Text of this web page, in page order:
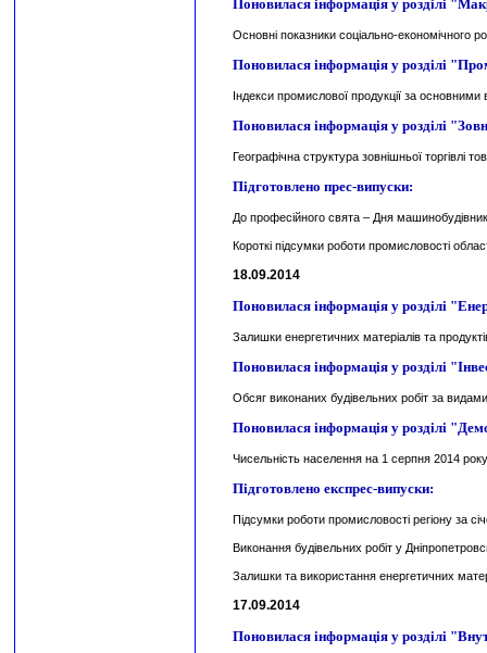
Поновилася інформація у розділі
Основні показники соціально-економічного
Поновилася інформація у розділі
Індекси промислової продукції за основними
Поновилася інформація у розділі
Географічна структура зовнішньої торгівлі
Підготовлено прес-випуски:
До професійного свята – Дня
Короткі підсумки роботи промисловості
18.09.2014
Поновилася інформація у розділі
Залишки енергетичних матеріалів та
Поновилася інформація у розділі
Обсяг виконаних будівельних робіт за видами
Поновилася інформація у розділі
Чисельність населення на 1 серпня 2014
Підготовлено експрес-випуски:
Підсумки роботи промисловості регіону за
Виконання будівельних робіт у
Залишки та використання енергетичних
17.09.2014
Поновилася інформація у розділі